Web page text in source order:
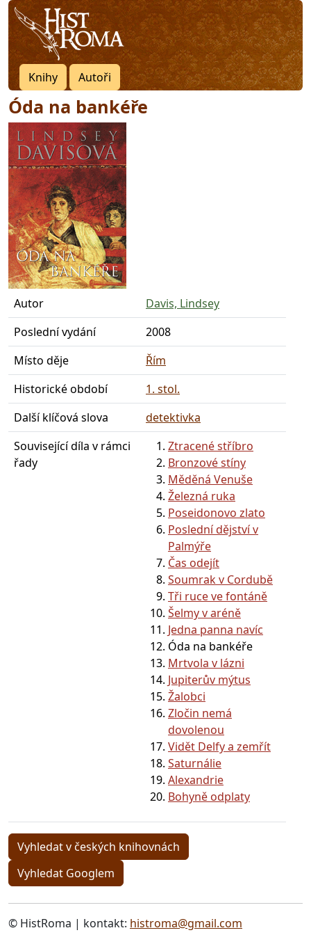
Knihy Autoři
Óda na bankéře
Autor
Davis, Lindsey
Poslední vydání
2008
Místo děje
Řím
Historické období
1. stol.
Další klíčová slova
detektivka
Související díla v rámci
řady
Ztracené stříbro
Bronzové stíny
Měděná Venuše
Železná ruka
Poseidonovo zlato
Poslední dějství v
Palmýře
Čas odejít
Soumrak v Cordubě
Tři ruce ve fontáně
Šelmy v aréně
Jedna panna navíc
Óda na bankéře
Mrtvola v lázni
Jupiterův mýtus
Žalobci
Zločin nemá
dovolenou
Vidět Delfy a zemřít
Saturnálie
Alexandrie
Bohyně odplaty
Vyhledat v českých knihovnách
Vyhledat Googlem
© HistRoma | kontakt: histroma@gmail.com